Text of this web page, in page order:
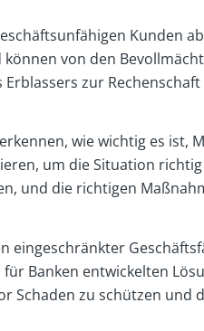
Kunden
von den
zur Rechenschaft
wie wichtig es ist,
um die Situation
und die richtigen
eingeschränkter
Banken entwickelten
Schaden zu schützen und